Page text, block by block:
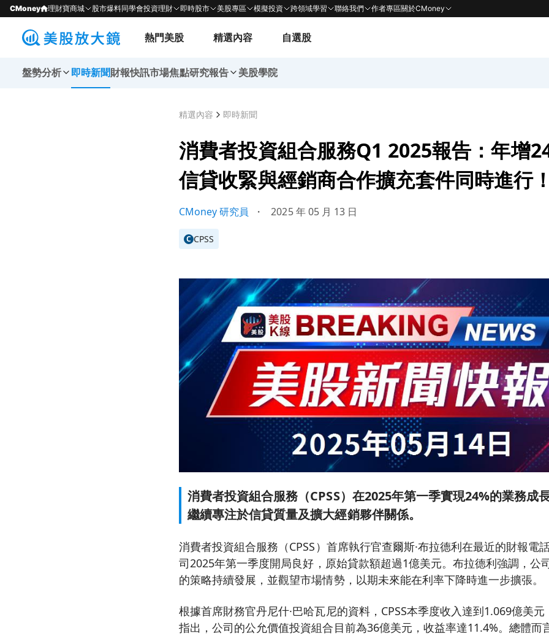
CMoney 理財寶商城 股市爆料同學會投資理財 即時股市 美股專區 模擬投資 跨領域學習 聯絡我們 作者專區關於CMoney
熱門美股 精選內容 自選股
盤勢分析 即時新聞財報快訊市場焦點研究報告 美股學院
精選內容 即時新聞
消費者投資組合服務Q1 2025報告：年增
信貸收緊與經銷商合作擴充套件同時進行
CMoney 研究員 ・ 2025 年 05 月 13 日
C CPSS
消費者投資組合服務（CPSS）在2025年第一季實現24%的業務成
繼續專注於信貸質量及擴大經銷夥伴關係。
消費者投資組合服務（CPSS）首席執行官查爾斯·布拉德利在最近的財報電
司2025年第一季度開局良好，原始貸款額超過1億美元。布拉德利強調，公
的策略持續發展，並觀望市場情勢，以期未來能在利率下降時進一步擴張。
根據首席財務官丹尼什·巴哈瓦尼的資料，CPSS本季度收入達到1.069億美
指出，公司的公允價值投資組合目前為36億美元，收益率達11.4%。總體而